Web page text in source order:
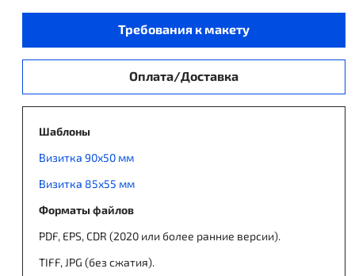
Требования к макету
Оплата/Доставка
Шаблоны
Визитка 90х50 мм
Визитка 85х55 мм
Форматы файлов
PDF, EPS, CDR (2020 или более ранние версии).
TIFF, JPG (без сжатия).